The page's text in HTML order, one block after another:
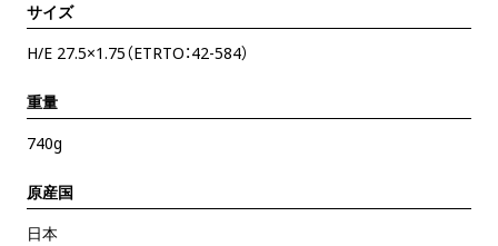
サイズ
H/E 27.5×1.75（ETRTO：42-584）
重量
740g
原産国
日本